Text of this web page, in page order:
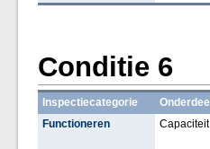
Conditie 6
Inspectiecategorie Onderdeel
Functioneren
Capaciteit